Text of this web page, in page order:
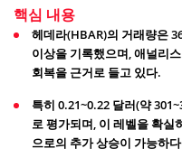
핵심 내용
헤데라(HBAR)의 거래량은
이상을 기록했으며, 애널리
회복을 근거로 들고 있다.
특히 0.21~0.22 달러(약
로 평가되며, 이 레벨을 확실
으로의 추가 상승이 가능하